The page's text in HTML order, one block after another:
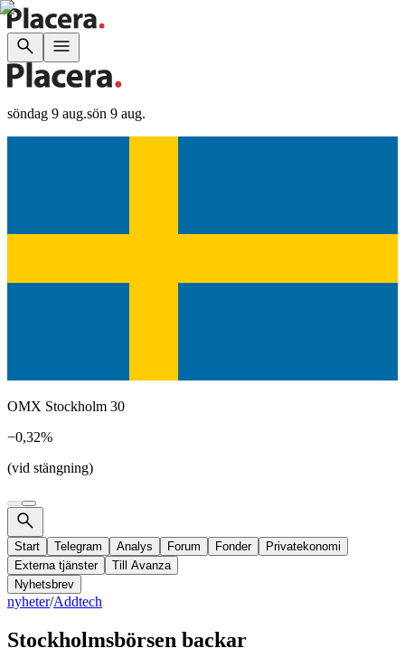
söndag 9 aug.sön 9 aug.
OMX Stockholm 30
−0,32%
(vid stängning)
Start Telegram Analys Forum Fonder
Privatekonomi
Externa tjänster
Till Avanza
Nyhetsbrev
nyheter/Addtech
Stockholmsbörsen backar